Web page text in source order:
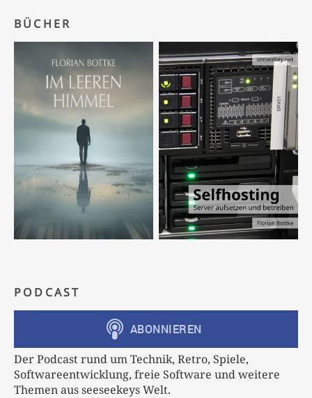
BÜCHER
PODCAST
Der Podcast rund um Technik, Retro, Spiele,
Softwareentwicklung, freie Software und weitere
Themen aus seeseekeys Welt.